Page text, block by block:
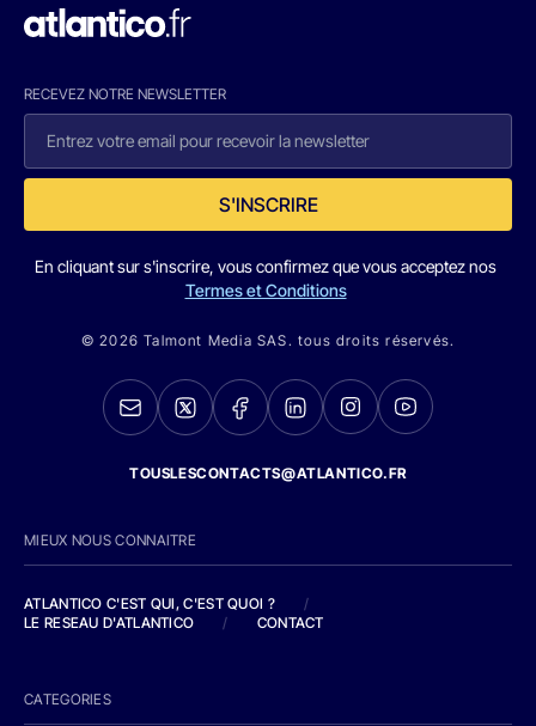
RECEVEZ NOTRE NEWSLETTER
S'INSCRIRE
En cliquant sur s'inscrire, vous confirmez que vous acceptez nos
Termes et Conditions
© 2026 Talmont Media SAS. tous droits réservés.
TOUSLESCONTACTS@ATLANTICO.FR
MIEUX NOUS CONNAITRE
ATLANTICO C'EST QUI, C'EST QUOI ?
/
LE RESEAU D'ATLANTICO
/ CONTACT
CATEGORIES